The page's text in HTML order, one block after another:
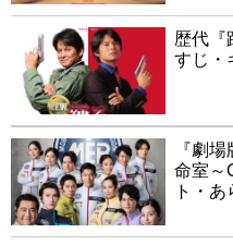
歴代『
すじ・
『劇
命室～
ト・あ